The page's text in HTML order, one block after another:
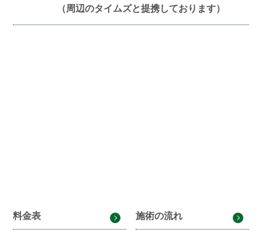
（周辺のタイムズと提携しております）
料金表 施術の流れ